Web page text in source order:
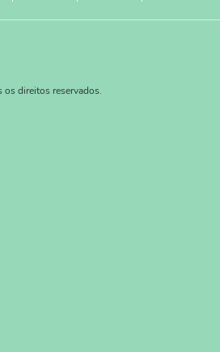
direitos reservados.